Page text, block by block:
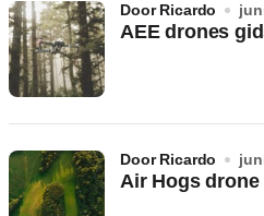
AEE drones
door Ricardo
Air Hogs drone
door Ricardo